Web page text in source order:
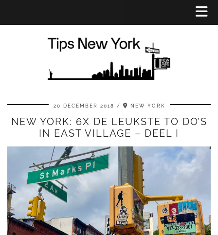
20 DECEMBER 2018 NEW YORK
NEW YORK: 6X DE LEUKSTE TO DO’S
IN EAST VILLAGE – DEEL I